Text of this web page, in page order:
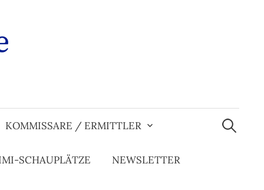
KOMMISSARE / ERMITTLER
SCHAUPLÄTZE NEWSLETTER
Suchen
nach: